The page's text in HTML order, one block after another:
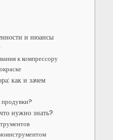
и нюансы
к компрессору
как и зачем
нужно знать?